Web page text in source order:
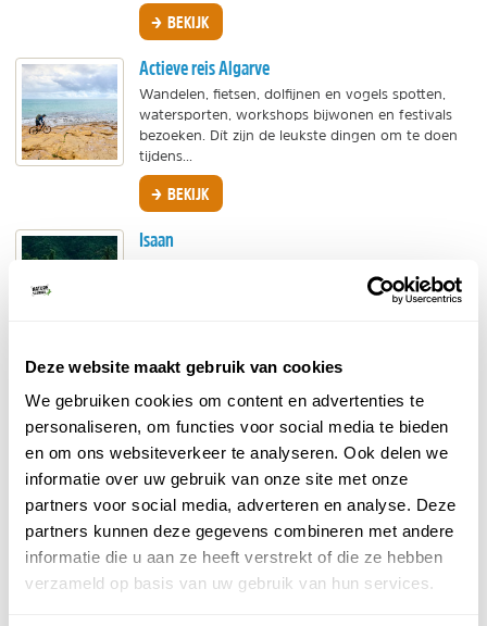
Deze website maakt gebruik van cookies
We gebruiken cookies om content en advertenties te
personaliseren, om functies voor social media te bieden
en om ons websiteverkeer te analyseren. Ook delen we
informatie over uw gebruik van onze site met onze
partners voor social media, adverteren en analyse. Deze
partners kunnen deze gegevens combineren met andere
informatie die u aan ze heeft verstrekt of die ze hebben
verzameld op basis van uw gebruik van hun services.
BEKIJK
Actieve reis Algarve
Wandelen, fietsen, dolfijnen en vogels spotten,
watersporten, workshops bijwonen en festivals
bezoeken. Dít zijn de leukste dingen om te doen
tijdens...
BEKIJK
Isaan
biedt een mix van cultuur, natuur en rust. Van
mysterieuze grotten tot uitgestrekte nationale
BEKIJK
Noord-Isaan
Noord-Isaan is een onbekend maar betoverend
deel van Thailand. Van mysterieuze vuurballen
boven de Mekong tot eeuwenoude rituelen en
uitbundige...
BEKIJK
Contactgegevens